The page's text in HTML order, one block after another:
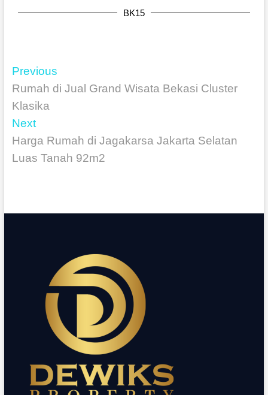
BK15
Previous
Rumah di Jual Grand Wisata Bekasi Cluster
Klasika
Next
Harga Rumah di Jagakarsa Jakarta Selatan
Luas Tanah 92m2